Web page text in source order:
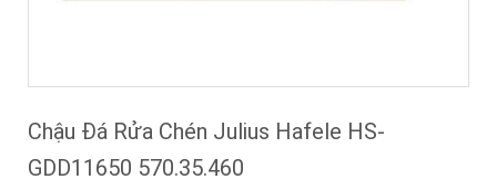
Chậu Đá Rửa Chén Julius Hafele HS-
GDD11650 570.35.460